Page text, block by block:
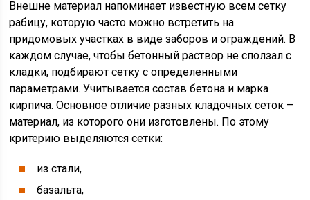
Внешне материал напоминает известную всем сетку
рабицу, которую часто можно встретить на
придомовых участках в виде заборов и ограждений. В
каждом случае, чтобы бетонный раствор не сползал с
кладки, подбирают сетку с определенными
параметрами. Учитывается состав бетона и марка
кирпича. Основное отличие разных кладочных сеток –
материал, из которого они изготовлены. По этому
критерию выделяются сетки:
из стали,
базальта,